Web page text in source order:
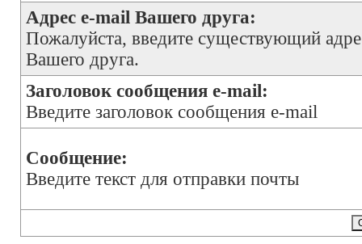
Адрес e-mail Вашего друга:
Пожалуйста, введите существующий
Вашего друга.
Заголовок сообщения e-mail:
Введите заголовок сообщения e-mail
Сообщение:
Введите текст для отправки почты